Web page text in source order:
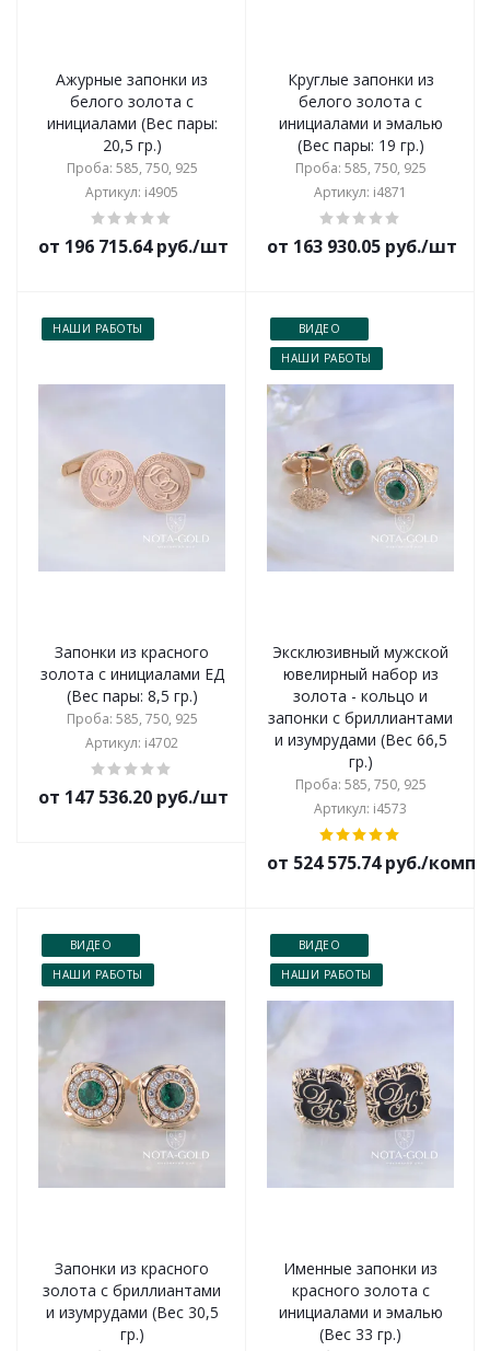
Ажурные запонки из
белого золота с
инициалами (Вес пары:
20,5 гр.)
Проба: 585, 750, 925
Артикул: i4905
от 196 715.64 руб./шт
Круглые запонки из
белого золота с
инициалами и эмалью
(Вес пары: 19 гр.)
Проба: 585, 750, 925
Артикул: i4871
от 163 930.05 руб./шт
НАШИ РАБОТЫ
Запонки из красного
золота с инициалами ЕД
(Вес пары: 8,5 гр.)
Проба: 585, 750, 925
Артикул: i4702
от 147 536.20 руб./шт
ВИДЕО
НАШИ РАБОТЫ
Эксклюзивный мужской
ювелирный набор из
золота - кольцо и
запонки с бриллиантами
и изумрудами (Вес 66,5
гр.)
Проба: 585, 750, 925
Артикул: i4573
от 524 575.74 руб./
ВИДЕО
НАШИ РАБОТЫ
Запонки из красного
золота с бриллиантами
и изумрудами (Вес 30,5
гр.)
ВИДЕО
НАШИ РАБОТЫ
Именные запонки из
красного золота с
инициалами и эмалью
(Вес 33 гр.)